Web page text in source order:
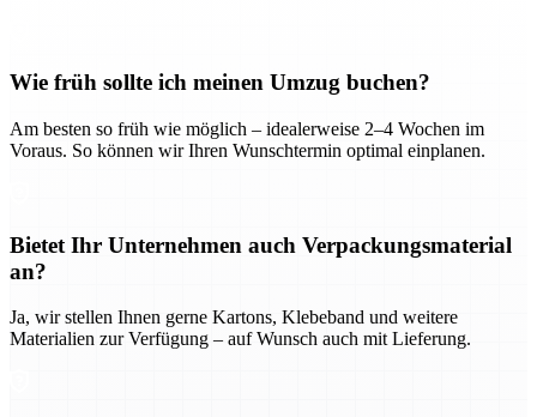
Wie früh sollte ich meinen Umzug buchen?
Am besten so früh wie möglich – idealerweise 2–4 Wochen im
Voraus. So können wir Ihren Wunschtermin optimal einplanen.
Bietet Ihr Unternehmen auch Verpackungsmaterial
an?
Ja, wir stellen Ihnen gerne Kartons, Klebeband und weitere
Materialien zur Verfügung – auf Wunsch auch mit Lieferung.